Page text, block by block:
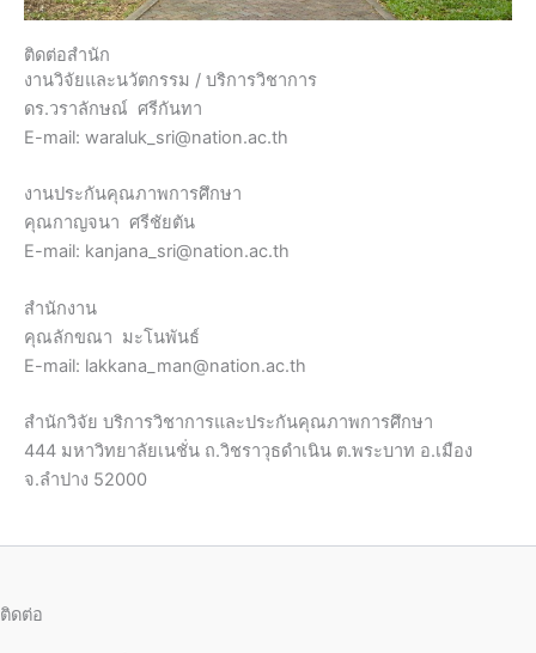
ติดต่อสำนัก
งานวิจัยและนวัตกรรม / บริการวิชาการ
ดร.วราลักษณ์ ศรีกันทา
E-mail: waraluk_sri@nation.ac.th
งานประกันคุณภาพการศึกษา
คุณกาญจนา ศรีชัยตัน
E-mail: kanjana_sri@nation.ac.th
สำนักงาน
คุณลักขณา มะโนพันธ์
E-mail: lakkana_man@nation.ac.th
สำนักวิจัย บริการวิชาการและประกันคุณภาพการศึกษา
444 มหาวิทยาลัยเนชั่น ถ.วิชราวุธดำเนิน ต.พระบาท อ.เมือง
จ.ลำปาง 52000
ติดต่อ